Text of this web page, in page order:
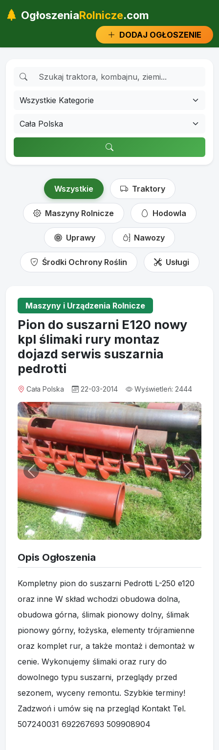
OgłoszeniaRolnicze.com
DODAJ OGŁOSZENIE
Wszystkie Traktory
Maszyny Rolnicze Hodowla
Uprawy Nawozy
Środki Ochrony Roślin Usługi
Maszyny i Urządzenia Rolnicze
Pion do suszarni E120 nowy
kpl ślimaki rury montaz
dojazd serwis suszarnia
pedrotti
Cała Polska 22-03-2014 Wyświetleń: 2444
Opis Ogłoszenia
Kompletny pion do suszarni Pedrotti L-250 e120
oraz inne W skład wchodzi obudowa dolna,
obudowa górna, ślimak pionowy dolny, ślimak
pionowy górny, łożyska, elementy trójramienne
oraz komplet rur, a także montaż i demontaż w
cenie. Wykonujemy ślimaki oraz rury do
dowolnego typu suszarni, przeglądy przed
sezonem, wyceny remontu. Szybkie terminy!
Zadzwoń i umów się na przegląd Kontakt Tel.
507240031 692267693 509908904